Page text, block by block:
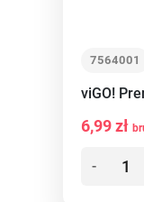
7564001
viGO!
6,99 zł
-